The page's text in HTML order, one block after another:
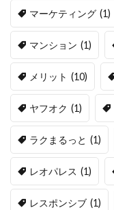
マーケティング (1)
マンション (1)
メリット (10)
ヤフオク (1)
ラクまるっと (1)
レオパレス (1)
レスポンシブ (1)